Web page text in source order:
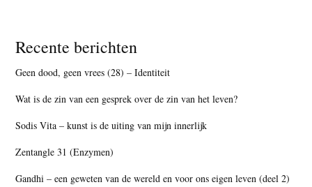
Recente berichten
Geen dood, geen vrees (28) – Identiteit
Wat is de zin van een gesprek over de zin van het leven?
Sodis Vita – kunst is de uiting van mijn innerlijk
Zentangle 31 (Enzymen)
Gandhi – een geweten van de wereld en voor ons eigen leven (deel 2)